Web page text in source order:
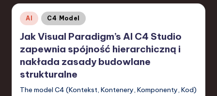
P
o
li
s
h
-
Posted
in
AI C4 Model
Jak Visual Paradigm’s AI C4 Studio
zapewnia spójność hierarchiczną i
nakłada zasady budowlane
strukturalne
The model C4 (Kontekst, Kontenery, Komponenty, Kod)